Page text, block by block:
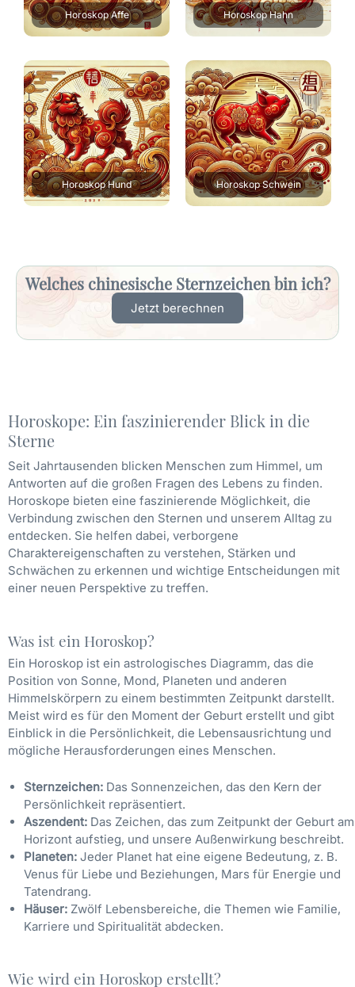
Welches chinesische Sternzeichen bin ich?
Jetzt berechnen
Horoskope: Ein faszinierender Blick in die
Sterne
Seit Jahrtausenden blicken Menschen zum Himmel, um
Antworten auf die großen Fragen des Lebens zu finden.
Horoskope bieten eine faszinierende Möglichkeit, die
Verbindung zwischen den Sternen und unserem Alltag zu
entdecken. Sie helfen dabei, verborgene
Charaktereigenschaften zu verstehen, Stärken und
Schwächen zu erkennen und wichtige Entscheidungen mit
einer neuen Perspektive zu treffen.
Was ist ein Horoskop?
Ein Horoskop ist ein astrologisches Diagramm, das die
Position von Sonne, Mond, Planeten und anderen
Himmelskörpern zu einem bestimmten Zeitpunkt darstellt.
Meist wird es für den Moment der Geburt erstellt und gibt
Einblick in die Persönlichkeit, die Lebensausrichtung und
mögliche Herausforderungen eines Menschen.
Sternzeichen: Das Sonnenzeichen, das den Kern der
Persönlichkeit repräsentiert.
Aszendent: Das Zeichen, das zum Zeitpunkt der Geburt am
Horizont aufstieg, und unsere Außenwirkung beschreibt.
Planeten: Jeder Planet hat eine eigene Bedeutung, z. B.
Venus für Liebe und Beziehungen, Mars für Energie und
Tatendrang.
Häuser: Zwölf Lebensbereiche, die Themen wie Familie,
Karriere und Spiritualität abdecken.
Wie wird ein Horoskop erstellt?